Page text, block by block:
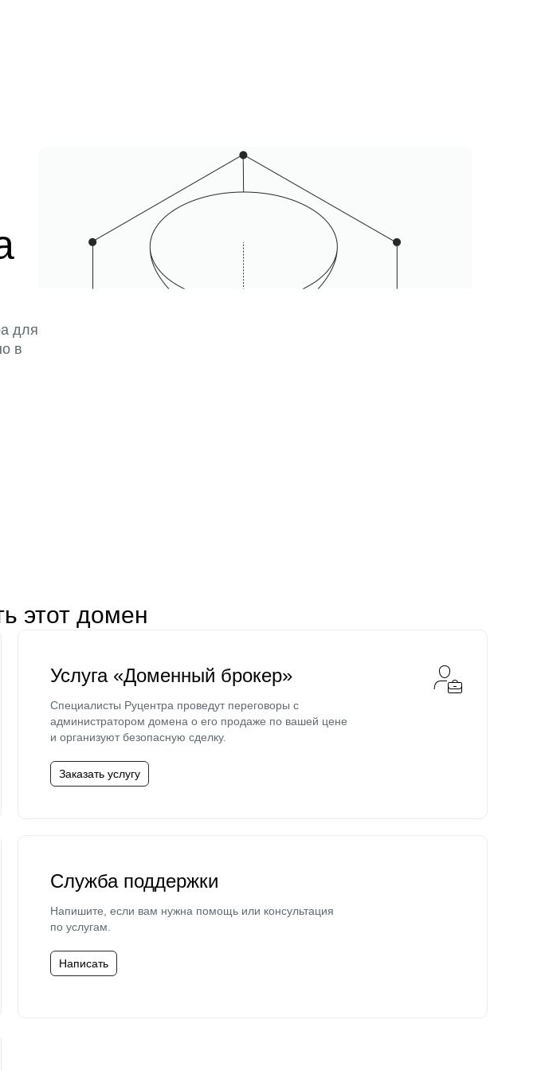
для
в
этот домен
Услуга «Доменный брокер»
Специалисты Руцентра проведут переговоры с
администратором домена о его продаже по вашей цене
и организуют безопасную сделку.
Заказать услугу
Служба поддержки
Напишите, если вам нужна помощь или консультация
по услугам.
Написать